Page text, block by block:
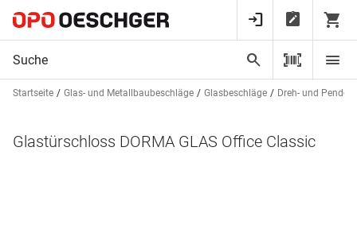
Startseite Glas- und Metallbaubeschläge Glasbeschläge Dreh- und
Glastürschloss DORMA GLAS Office Classic